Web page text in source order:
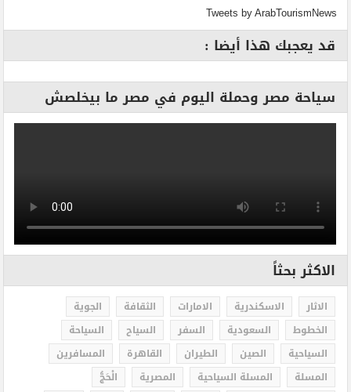
Tweets by ArabTourismNews
قد يعجبك هذا أيضا :
سياحة مصر وحملة اليوم في مصر ما بيخلصش
الاكثر بحثاً
الاثار الاسكندرية الامارات الثقافة
الجوية
الخطوط
السعودية السفر السياح
السياحة
السياحية
الصين الطيران القاهرة
المسافرين
المسلة
المسلة السياحية المصرية
الْحَجُّ